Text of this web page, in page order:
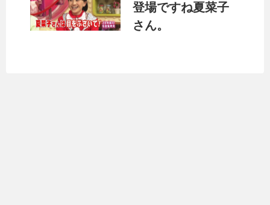
登場ですね夏菜子
さん。